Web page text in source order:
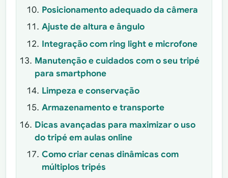
Posicionamento adequado da câmera
Ajuste de altura e ângulo
Integração com ring light e microfone
Manutenção e cuidados com o seu tripé
para smartphone
Limpeza e conservação
Armazenamento e transporte
Dicas avançadas para maximizar o uso
do tripé em aulas online
Como criar cenas dinâmicas com
múltiplos tripés